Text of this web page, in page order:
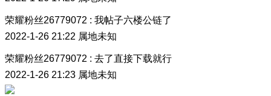
荣耀粉丝26779072 : 我帖子六楼公链了
2022-1-26 21:22 属地未知
荣耀粉丝26779072 : 去了直接下载就行
2022-1-26 21:23 属地未知